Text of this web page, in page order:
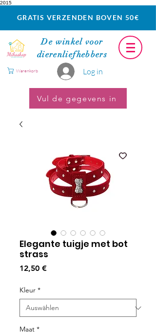
2015
GRATIS VERZENDEN BOVEN 50€
De winkel voor
dierenliefhebbers
Log in
Warenkorb
Vul de gegevens in
Elegante tuigje met bot
strass
12,50 €Preis
Kleur *
Maat *